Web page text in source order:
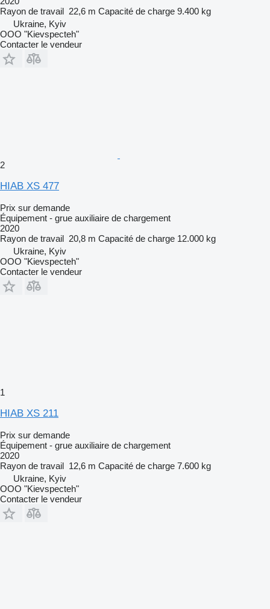
Rayon de travail 22,6 m Capacité de charge 9.400 kg
Ukraine, Kyiv
OOO "Kievspecteh"
Contacter le vendeur
2
HIAB XS 477
Prix sur demande
Équipement - grue auxiliaire de chargement
2020
Rayon de travail 20,8 m Capacité de charge 12.000 kg
Ukraine, Kyiv
OOO "Kievspecteh"
Contacter le vendeur
1
HIAB XS 211
Prix sur demande
Équipement - grue auxiliaire de chargement
2020
Rayon de travail 12,6 m Capacité de charge 7.600 kg
Ukraine, Kyiv
OOO "Kievspecteh"
Contacter le vendeur